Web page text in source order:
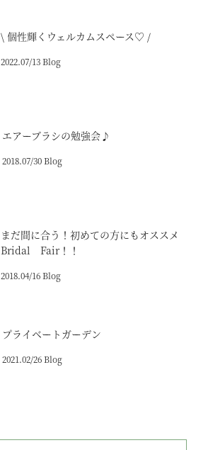
\ 個性輝くウェルカムスペース♡ /
2022.07/13 Blog
エアーブラシの勉強会♪
2018.07/30 Blog
まだ間に合う！初めての方にもオススメ
Bridal Fair！！
2018.04/16 Blog
プライベートガーデン
2021.02/26 Blog